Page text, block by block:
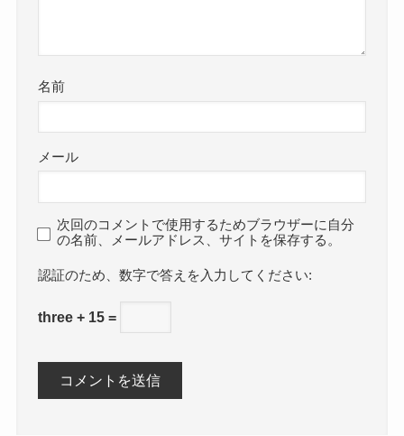
名前
メール
次回のコメントで使用するためブラウザーに自分
の名前、メールアドレス、サイトを保存する。
数字で答えを入力してください:
three + 15 =